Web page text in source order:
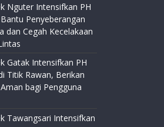
Nguter Intensifkan PH
Penyeberangan
dan Cegah Kecelakaan
Gatak Intensifkan PH
Titik Rawan, Berikan
bagi Pengguna
Tawangsari Intensifkan